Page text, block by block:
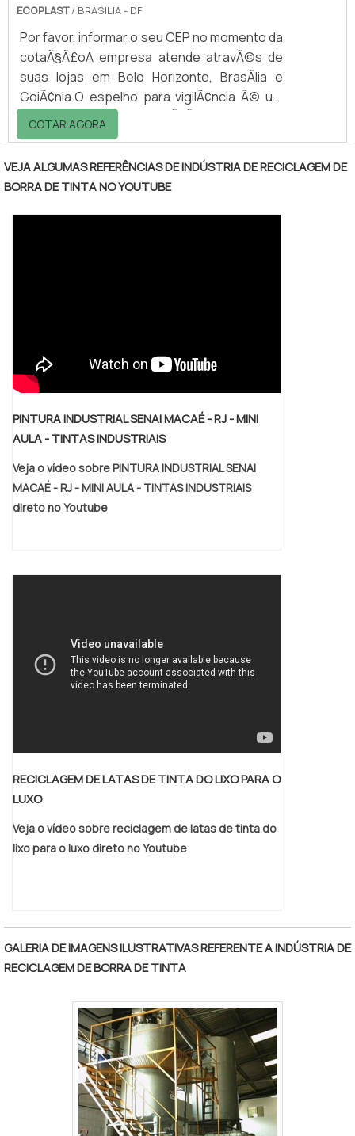
ECOPLAST/ BRASILIA - DF
Por favor, informar o seu CEP no momento da
cotaÃ§Ã£oA empresa atende atravÃ©s de
suas lojas em Belo Horizonte, BrasÃ­lia e
GoiÃ¢nia.O espelho para vigilÃ¢ncia Ã© um
item de controle e prevenÃ§Ã£o que permite
ao usuÃ¡rio acompanhar a movimentaÃ§Ã£o
que ocorre dentro dos ambientes mesmo
que nÃ£o estejam tÃ£o prÃ³ximos dos
locais.Por proporcionar uma visÃ£o mais
ampla dos locais, o espelho Ã© altamente
COTAR AGORA
VEJA ALGUMAS REFERÊNCIAS DE INDÚSTRIA DE RECICLAGEM DE
BORRA DE TINTA NO YOUTUBE
PINTURA INDUSTRIAL SENAI MACAÉ - RJ - MINI
AULA - TINTAS INDUSTRIAIS
Veja o vídeo sobre PINTURA INDUSTRIAL SENAI
MACAÉ - RJ - MINI AULA - TINTAS INDUSTRIAIS
direto no Youtube
RECICLAGEM DE LATAS DE TINTA DO LIXO PARA O
LUXO
Veja o vídeo sobre reciclagem de latas de tinta do
lixo para o luxo direto no Youtube
GALERIA DE IMAGENS ILUSTRATIVAS REFERENTE A INDÚSTRIA DE
RECICLAGEM DE BORRA DE TINTA